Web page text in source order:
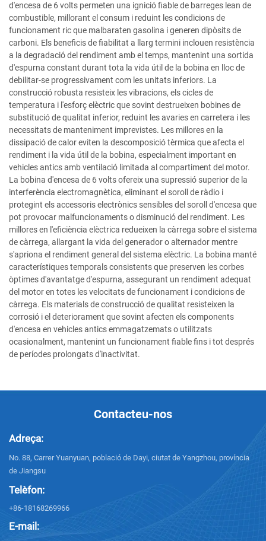
d'encesa de 6 volts permeten una ignició fiable de barreges lean de
combustible, millorant el consum i reduint les condicions de
funcionament ric que malbaraten gasolina i generen dipòsits de
carboni. Els beneficis de fiabilitat a llarg termini inclouen resistència
a la degradació del rendiment amb el temps, mantenint una sortida
d'espurna constant durant tota la vida útil de la bobina en lloc de
debilitar-se progressivament com les unitats inferiors. La
construcció robusta resisteix les vibracions, els cicles de
temperatura i l'esforç elèctric que sovint destrueixen bobines de
substitució de qualitat inferior, reduint les avaries en carretera i les
necessitats de manteniment imprevistes. Les millores en la
dissipació de calor eviten la descomposició tèrmica que afecta el
rendiment i la vida útil de la bobina, especialment important en
vehicles antics amb ventilació limitada al compartiment del motor.
La bobina d'encesa de 6 volts ofereix una supressió superior de la
interferència electromagnètica, eliminant el soroll de ràdio i
protegint els accessoris electrònics sensibles del soroll d'encesa que
pot provocar malfuncionaments o disminució del rendiment. Les
millores en l'eficiència elèctrica redueixen la càrrega sobre el sistema
de càrrega, allargant la vida del generador o alternador mentre
s'apriona el rendiment general del sistema elèctric. La bobina manté
característiques temporals consistents que preserven les corbes
òptimes d'avantatge d'espurna, assegurant un rendiment adequat
del motor en totes les velocitats de funcionament i condicions de
càrrega. Els materials de construcció de qualitat resisteixen la
corrosió i el deteriorament que sovint afecten els components
d'encesa en vehicles antics emmagatzemats o utilitzats
ocasionalment, mantenint un funcionament fiable fins i tot després
de períodes prolongats d'inactivitat.
Contacteu-nos
Adreça:
No. 88, Carrer Yuanyuan, població de Dayi, ciutat de Yangzhou, província
de Jiangsu
Telèfon:
+86-18168269966
E-mail: